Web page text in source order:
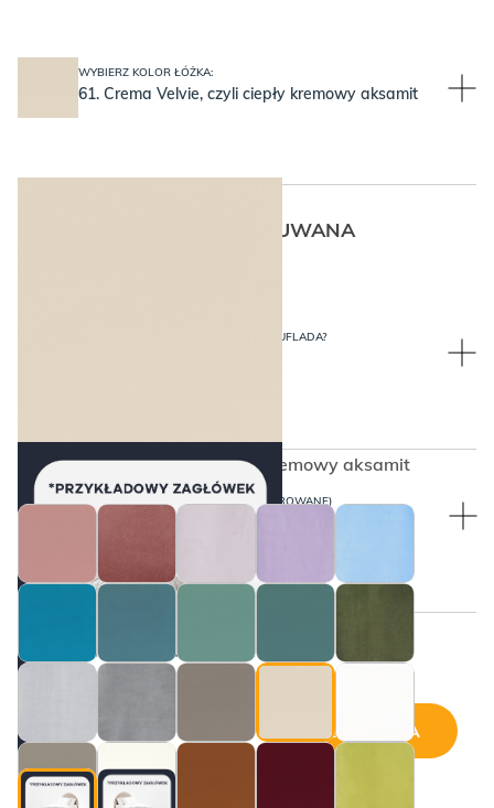
WYBIERZ KOLOR ŁÓŻKA:
61. Crema Velvie, czyli ciepły kremowy aksamit
61. Crema Velvie, czyli ciepły kremowy aksamit
PO KTÓREJ STRONIE WYSUWANA
PO KTÓREJ STRONIE WYSUWANA SZUFLADA?
Z prawej
BARIERKI ZABEZPIECZAJĄCE (TAPICEROWANE)
ilość
Łóżko
DODAJ DO KOSZYKA